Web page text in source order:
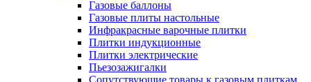
Газовые баллоны
Газовые плиты настольные
Инфракрасные варочные плитки
Плитки индукционные
Плитки электрические
Пьезозажигалки
Сопутствующие товары к газовым плиткам